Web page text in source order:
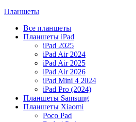
Планшеты
Все планшеты
Планшеты iPad
iPad 2025
iPad Air 2024
iPad Air 2025
iPad Air 2026
iPad Mini 4 2024
iPad Pro (2024)
Планшеты Samsung
Планшеты Xiaomi
Poco Pad